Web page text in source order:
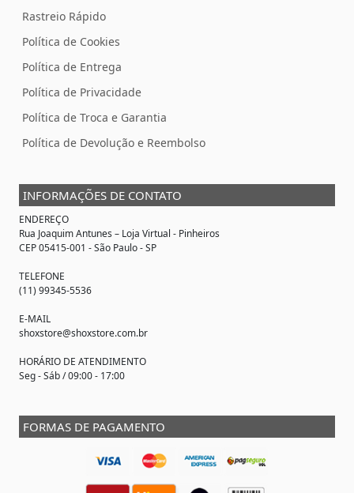
Rastreio Rápido
Política de Cookies
Política de Entrega
Política de Privacidade
Política de Troca e Garantia
Política de Devolução e Reembolso
INFORMAÇÕES DE CONTATO
ENDEREÇO
Rua Joaquim Antunes – Loja Virtual - Pinheiros
CEP 05415-001 - São Paulo - SP
TELEFONE
(11) 99345-5536
E-MAIL
shoxstore@shoxstore.com.br
HORÁRIO DE ATENDIMENTO
Seg - Sáb / 09:00 - 17:00
FORMAS DE PAGAMENTO